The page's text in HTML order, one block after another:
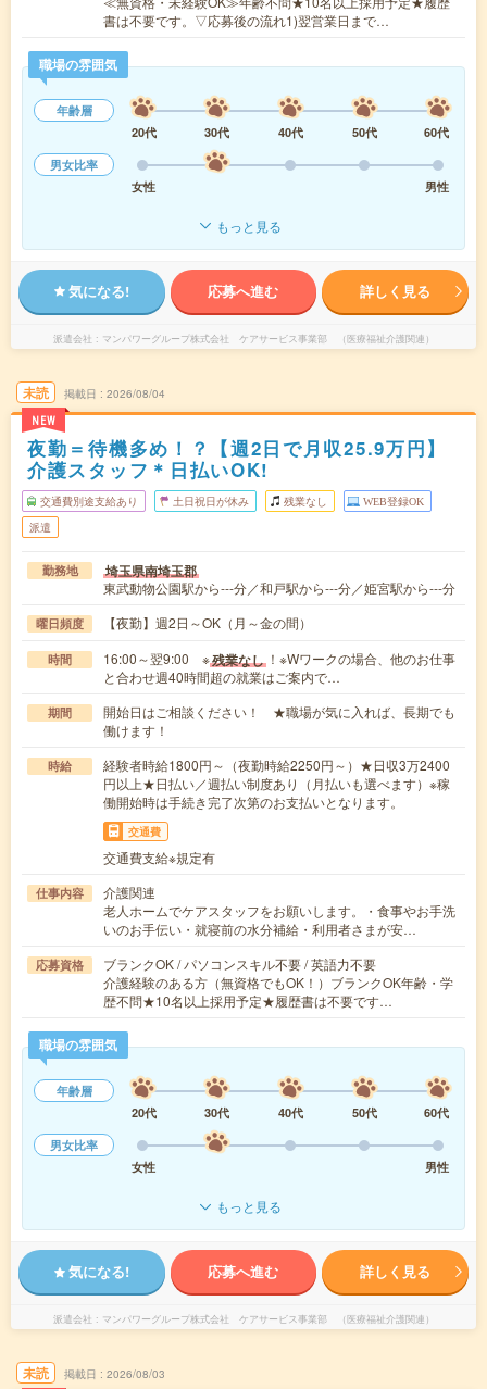
書は不要です。▽応募後の流れ1)翌営業日まで…
職場の雰囲気
年齢層
20代
30代 40代 50代
60代
男女比率
女性
男性
もっと見る
気になる! 応募へ進む 詳しく見る
派遣会社 マンパワーグループ株式会社 ケアサービス事業部 （医療福祉介護関連）
未読
NEW
掲載日 2026/08/04
夜勤＝待機多め！？【週2日で月収25.9万円】
介護スタッフ＊日払いOK!
交通費別途支給あり 土日祝日が休み 残業なし WEB登録OK
派遣
勤務地 埼玉県南埼玉郡
東武動物公園駅から---分／和戸駅から---分／姫宮駅から---分
曜日頻度 【夜勤】週2日～OK（月～金の間）
時間 16:00～翌9:00 ※残業なし ！※Wワークの場合、他のお仕事
と合わせ週40時間超の就業はご案内で…
期間
開始日はご相談ください！ ★職場が気に入れば、長期でも
働けます！
時給
経験者時給1800円～（夜勤時給2250円～）★日収3万2400
円以上★日払い／週払い制度あり（月払いも選べます）※稼
働開始時は手続き完了次第のお支払いとなります。
交通費
交通費支給※規定有
仕事内容
介護関連
老人ホームでケアスタッフをお願いします。・食事やお手洗
いのお手伝い・就寝前の水分補給・利用者さまが安…
応募資格
ブランクOK / パソコンスキル不要 / 英語力不要
介護経験のある方（無資格でもOK！）ブランクOK年齢・学
歴不問★10名以上採用予定★履歴書は不要です…
職場の雰囲気
年齢層
20代
30代 40代 50代
60代
男女比率
女性
男性
もっと見る
気になる! 応募へ進む 詳しく見る
派遣会社 マンパワーグループ株式会社 ケアサービス事業部 （医療福祉介護関連）
未読 掲載日 2026/08/03